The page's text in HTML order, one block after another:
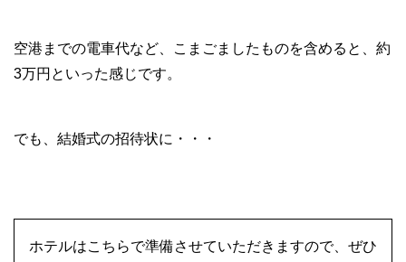
空港までの電車代など、こまごましたものを含めると、約
3万円といった感じです。
でも、結婚式の招待状に・・・
ホテルはこちらで準備させていただきますので、ぜひ